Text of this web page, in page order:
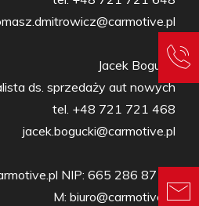
Jacek Bogucki
ds. sprzedaży aut nowych
tel. +48 721 721 468
jacek.bogucki@carmotive.pl
NIP: 665 286 87 27
M: biuro@carmotive.pl